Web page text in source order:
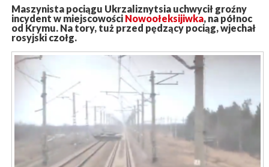
Maszynista pociągu Ukrzaliznytsia uchwycił groźny
incydent w miejscowości Nowoołeksijiwka, na północ
od Krymu. Na tory, tuż przed pędzący pociąg, wjechał
rosyjski czołg.